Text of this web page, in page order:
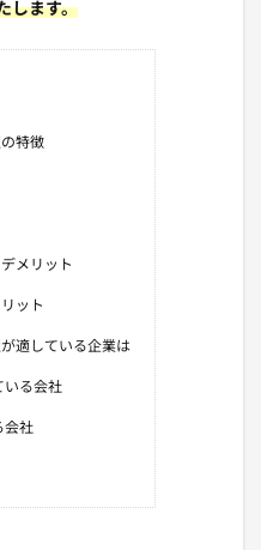
します。
特徴
メリット
ット
適している企業は
いる会社
会社